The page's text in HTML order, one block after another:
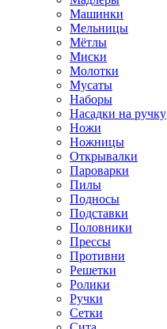
Машинки
Мельницы
Мётлы
Миски
Молотки
Мусаты
Наборы
Насадки на ручку
Ножи
Ножницы
Открывалки
Пароварки
Пилы
Подносы
Подставки
Половники
Прессы
Противни
Решетки
Ролики
Ручки
Сетки